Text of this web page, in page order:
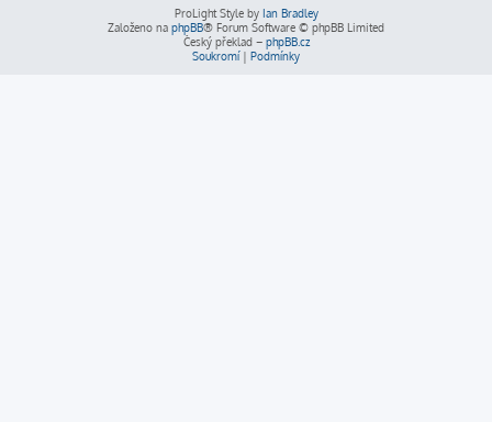
ProLight Style by Ian Bradley
Založeno na phpBB® Forum Software © phpBB Limited
Český překlad – phpBB.cz
Soukromí| Podmínky